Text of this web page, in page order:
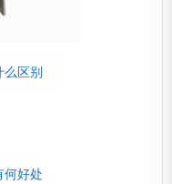
区别
何好处